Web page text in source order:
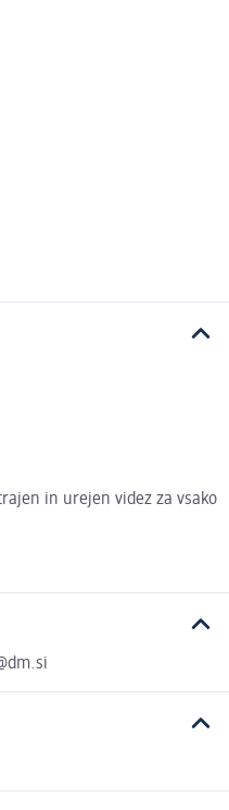
in urejen videz za vsako